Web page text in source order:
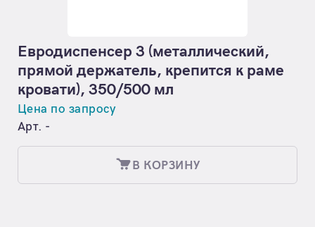
Евродиспенсер 3 (металлический,
прямой держатель, крепится к раме
кровати), 350/500 мл
Цена по запросу
Арт. -
В КОРЗИНУ